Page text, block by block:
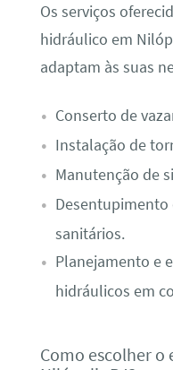
Os serviços
hidráulico em
adaptam às suas
Conserto de
Instalação de
Manutenção de
Desentupimento
sanitários.
Planejamento e
hidráulicos em
Como escolher o